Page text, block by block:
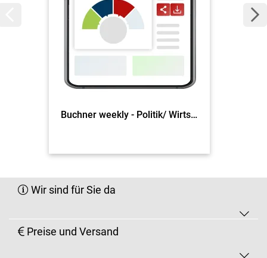
Buchner weekly - Politik/ Wirtschaft
Wir sind für Sie da
Preise und Versand